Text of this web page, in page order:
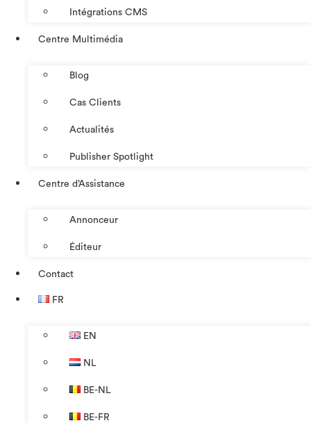
Intégrations CMS
Centre Multimédia
Blog
Cas Clients
Actualités
Publisher Spotlight
Centre d’Assistance
Annonceur
Éditeur
Contact
FR
EN
NL
BE-NL
BE-FR